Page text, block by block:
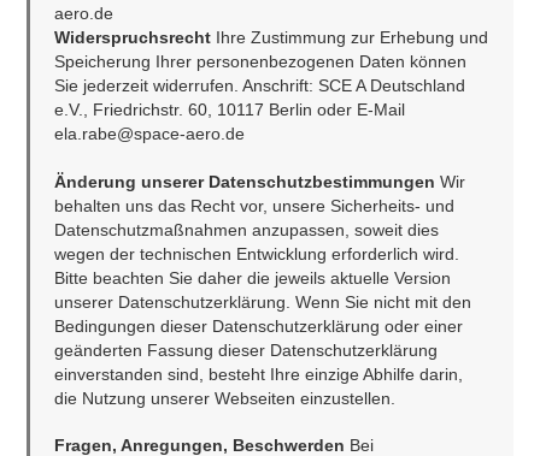
aero.de
Widerspruchsrecht Ihre Zustimmung zur Erhebung und
Speicherung Ihrer personenbezogenen Daten können
Sie jederzeit widerrufen. Anschrift: SCE A Deutschland
ela.rabe@space-aero.de
Änderung unserer Datenschutzbestimmungen Wir
behalten uns das Recht vor, unsere Sicherheits- und
Datenschutzmaßnahmen anzupassen, soweit dies
wegen der technischen Entwicklung erforderlich wird.
Bitte beachten Sie daher die jeweils aktuelle Version
unserer Datenschutzerklärung. Wenn Sie nicht mit den
Bedingungen dieser Datenschutzerklärung oder einer
geänderten Fassung dieser Datenschutzerklärung
einverstanden sind, besteht Ihre einzige Abhilfe darin,
die Nutzung unserer Webseiten einzustellen.
Fragen, Anregungen, Beschwerden Bei